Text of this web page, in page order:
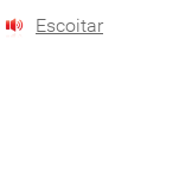
Escoitar